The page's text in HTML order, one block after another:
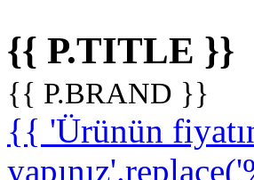
{{ P.TITLE }}
{{ P.BRAND }}
{{ 'Ürünün